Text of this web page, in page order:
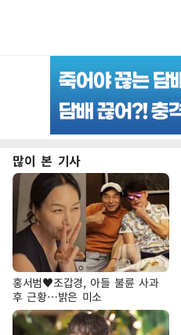
많이 본 기사
홍서범♥조갑경, 아들 불륜 사과
후 근황…밝은 미소